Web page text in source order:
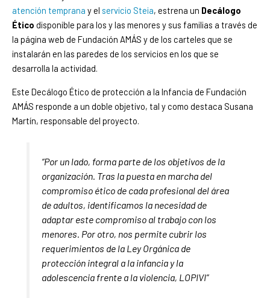
atención temprana y el servicio Steia, estrena un Decálogo
Ético disponible para los y las menores y sus familias a través de
la página web de Fundación AMÁS y de los carteles que se
instalarán en las paredes de los servicios en los que se
desarrolla la actividad.
Este Decálogo Ético de protección a la Infancia de Fundación
AMÁS responde a un doble objetivo, tal y como destaca Susana
Martín, responsable del proyecto.
“Por un lado, forma parte de los objetivos de la
organización. Tras la puesta en marcha del
compromiso ético de cada profesional del área
de adultos, identificamos la necesidad de
adaptar este compromiso al trabajo con los
menores. Por otro, nos permite cubrir los
requerimientos de la Ley Orgánica de
protección integral a la infancia y la
adolescencia frente a la violencia, LOPIVI”